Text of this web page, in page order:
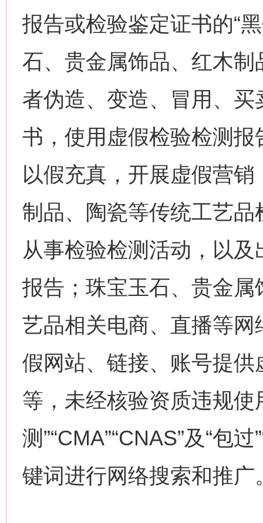
报告或检验鉴定证书的“
石、贵金属饰品、红木
者伪造、变造、冒用、
书，使用虚假检验检测
以假充真，开展虚假营
制品、陶瓷等传统工艺
从事检验检测活动，以
报告；珠宝玉石、贵金
艺品相关电商、直播等
假网站、链接、账号提
等，未经核验资质违规使
测”“CMA”“CNAS”及“包
键词进行网络搜索和推广